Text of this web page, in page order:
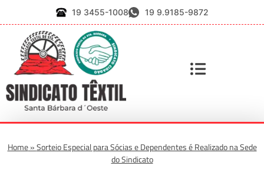
19 3455-1008 19 9.9185-9872
Home»Sorteio Especial para Sócias e Dependentes é Realizado na Sede
do Sindicato